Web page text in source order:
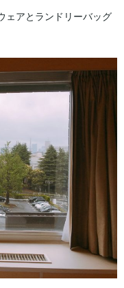
ェアとランドリーバッグ